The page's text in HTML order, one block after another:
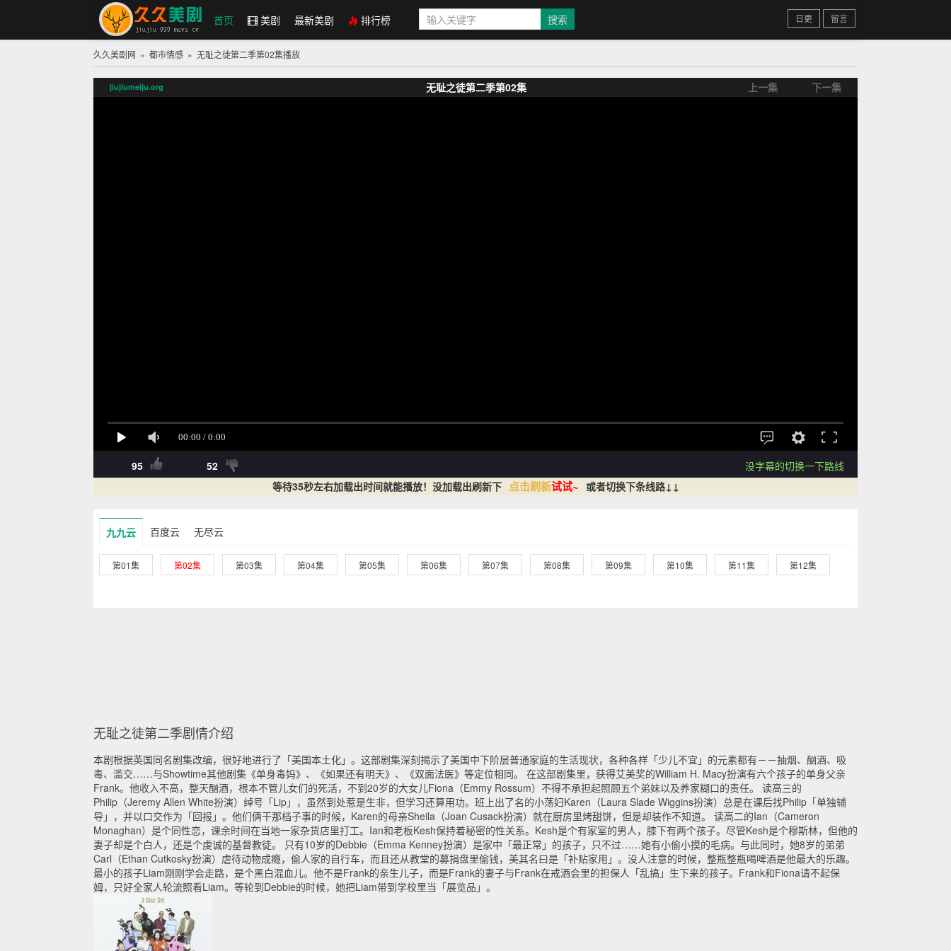
首页 美剧 最新美剧 排行榜 日更 留言
久久美剧网 » 都市情感 » 无耻之徒第二季第02集播放
jiujiumeiju.org 无耻之徒第二季第02集 上一集 下一集
95 52
没字幕的切换一下路线
等待35秒左右加载出时间就能播放！没加载出刷新下 点击刷新试试~ 或者切换下条线路↓↓
九九云 百度云 无尽云
第01集 第02集 第03集 第04集 第05集 第06集 第07集 第08集 第09集 第10集 第11集 第12集
无耻之徒第二季剧情介绍
本剧根据英国同名剧集改编，很好地进行了「美国本土化」。这部剧集深刻揭示了美国中下阶层普通家庭的生活现状，各种各样「少儿不宜」的元素都有－－抽烟、酗酒、吸
毒、滥交……与Showtime其他剧集《单身毒妈》、《如果还有明天》、《双面法医》等定位相同。 在这部剧集里，获得艾美奖的William H. Macy扮演有六个孩子的单身父亲
Frank。他收入不高，整天酗酒，根本不管儿女们的死活，不到20岁的大女儿Fiona（Emmy Rossum）不得不承担起照顾五个弟妹以及养家糊口的责任。 读高三的
Philip（Jeremy Allen White扮演）绰号「Lip」，虽然到处惹是生非，但学习还算用功。班上出了名的小荡妇Karen（Laura Slade Wiggins扮演）总是在课后找Philip「单独辅
导」，并以口交作为「回报」。他们俩干那档子事的时候，Karen的母亲Sheila（Joan Cusack扮演）就在厨房里烤甜饼，但是却装作不知道。 读高二的Ian（Cameron
Monaghan）是个同性恋，课余时间在当地一家杂货店里打工。Ian和老板Kesh保持着秘密的性关系。Kesh是个有家室的男人，膝下有两个孩子。尽管Kesh是个穆斯林，但他的
妻子却是个白人，还是个虔诚的基督教徒。 只有10岁的Debbie（Emma Kenney扮演）是家中「最正常」的孩子，只不过……她有小偷小摸的毛病。与此同时，她8岁的弟弟
Carl（Ethan Cutkosky扮演）虐待动物成瘾，偷人家的自行车，而且还从教堂的募捐盘里偷钱，美其名曰是「补贴家用」。没人注意的时候，整瓶整瓶喝啤酒是他最大的乐趣。
最小的孩子Liam刚刚学会走路，是个黑白混血儿。他不是Frank的亲生儿子，而是Frank的妻子与Frank在戒酒会里的担保人「乱搞」生下来的孩子。Frank和Fiona请不起保
姆，只好全家人轮流照看Liam。等轮到Debbie的时候，她把Liam带到学校里当「展览品」。